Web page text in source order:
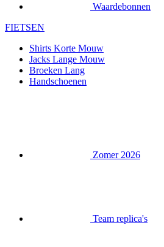
Waardebonnen
FIETSEN
Shirts Korte Mouw
Jacks Lange Mouw
Broeken Lang
Handschoenen
Zomer 2026
Team replica's